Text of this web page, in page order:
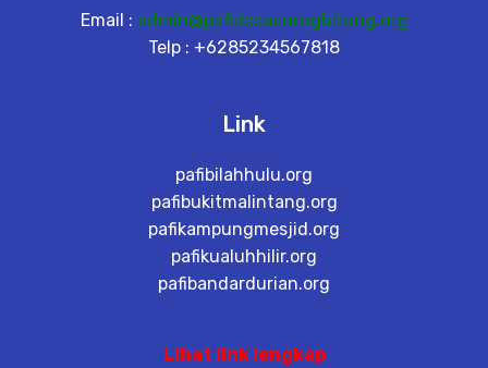
Email : admin@pafidesacurugbitung.org
Telp : +6285234567818
Link
pafibilahhulu.org
pafibukitmalintang.org
pafikampungmesjid.org
pafikualuhhilir.org
pafibandardurian.org
Lihat link lengkap